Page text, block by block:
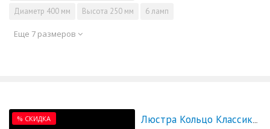
Диаметр 400 мм Высота 250 мм 6 ламп
Еще 7 размеров
% СКИДКА Люстра Кольцо Классика 500 мм - СКИДКА!!!